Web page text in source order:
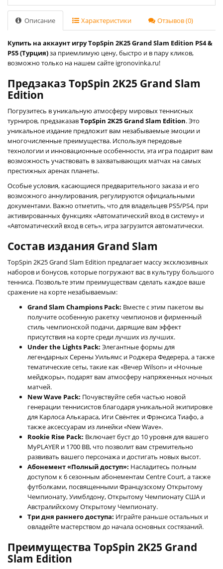
Описание Характеристики Отзывов (0)
Купить на аккаунт игру TopSpin 2K25 Grand Slam Edition PS4 &
PS5 (Турция)за приемлимую цену, быстро и в пару кликов,
возможно только на нашем сайте igronovinka.ru!
Предзаказ TopSpin 2K25 Grand Slam
Edition
Погрузитесь в уникальную атмосферу мировых теннисных
турниров, предзаказавTopSpin 2K25 Grand Slam Edition. Это
уникальное издание предложит вам незабываемые эмоции и
многочисленные преимущества. Используя передовые
технологии и инновационные особенности, эта игра подарит вам
возможность участвовать в захватывающих матчах на самых
престижных аренах планеты.
Особые условия, касающиеся предварительного заказа и его
возможного аннулирования, регулируются официальными
документами. Важно отметить, что для владельцев PS5/PS4, при
активированных функциях «Автоматический вход в систему» и
«Автоматический вход в сеть», игра загрузится автоматически.
Состав издания Grand Slam
TopSpin 2K25 Grand Slam Edition предлагает массу эксклюзивных
наборов и бонусов, которые погружают вас в культуру большого
тенниса. Позвольте этим преимуществам сделать каждое ваше
сражение на корте незабываемым:
Grand Slam Champions Pack: Вместе с этим пакетом вы
получите особенную ракетку чемпионов и фирменный
стиль чемпионской подачи, дарящие вам эффект
присутствия на корте среди лучших из лучших.
Under the Lights Pack: Элегантные формы для
легендарных Серены Уильямс и Роджера Федерера, а также
тематические сеты, такие как «Вечер Wilson» и «Ночные
мейджоры», подарят вам атмосферу напряженных ночных
матчей.
New Wave Pack: Почувствуйте себя частью новой
генерации теннисистов благодаря уникальной экипировке
для Карлоса Алькараса, Иги Свёнтек и Фрэнсиса Тиафо, а
также аксессуарам из линейки «New Wave».
Rookie Rise Pack: Включает буст до 10 уровня для вашего
MyPLAYER и 1700 BB, что позволит вам стремительно
развивать вашего персонажа и достигать новых высот.
Абонемент «Полный доступ»: Насладитесь полным
доступом к 6 сезонным абонементам Centre Court, а также
футболками, посвященными Французскому Открытому
Чемпионату, Уимблдону, Открытому Чемпионату США и
Австралийскому Открытому Чемпионату.
Три дня раннего доступа: Играйте раньше остальных и
овладейте мастерством до начала основных состязаний.
Преимущества TopSpin 2K25 Grand
Slam Edition